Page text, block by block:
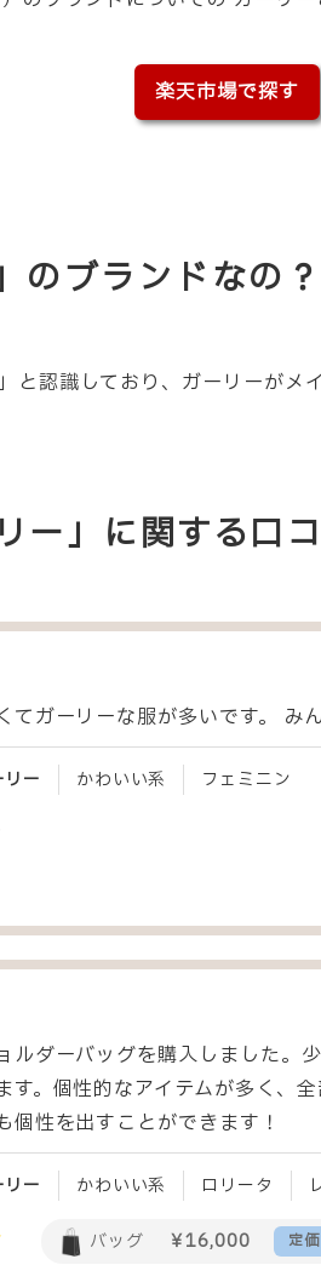
楽天市場で探す
のブランドなの？
と認識しており、 ガーリーがメ
ー」に関する口
てガーリーな服が多いです。 み
ー かわいい系 フェミニン
ルダーバッグを購入しました。
す。個性的なアイテムが多く、
個性を出すことができます！
ー かわいい系 ロリータ
バッグ ￥16,000 定価